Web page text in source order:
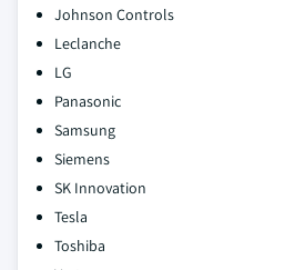
Johnson Controls
Leclanche
LG
Panasonic
Samsung
Siemens
SK Innovation
Tesla
Toshiba